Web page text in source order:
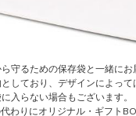
守るための保存袋と一緒にお
しており、デザインによって
入らない場合もございます。
わりにオリジナル・ギフト